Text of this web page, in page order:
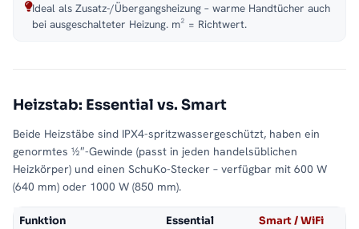
Ideal als Zusatz-/Übergangsheizung – warme Handtücher auch
bei ausgeschalteter Heizung. m² = Richtwert.
Heizstab: Essential vs. Smart
Beide Heizstäbe sind IPX4-spritzwassergeschützt, haben ein
genormtes ½″-Gewinde (passt in jeden handelsüblichen
Heizkörper) und einen SchuKo-Stecker – verfügbar mit 600 W
(640 mm) oder 1000 W (850 mm).
Funktion Essential Smart / WiFi